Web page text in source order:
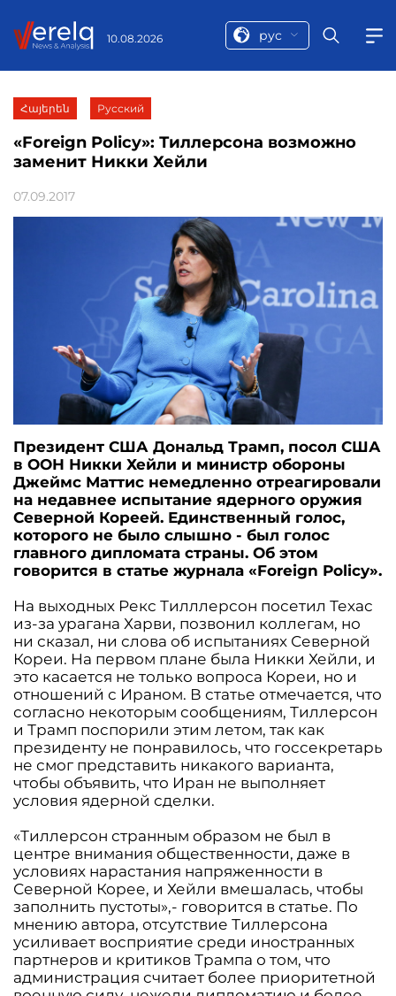
10.08.2026 рус
Հայերեն Русский
«Foreign Policy»: Тиллерсона возможно
заменит Никки Хейли
07.09.2017
Президент США Дональд Трамп, посол США
в ООН Никки Хейли и министр обороны
Джеймс Маттис немедленно отреагировали
на недавнее испытание ядерного оружия
Северной Кореей. Единственный голос,
которого не было слышно - был голос
главного дипломата страны. Об этом
говорится в статье журнала «Foreign Policy».
На выходных Рекс Тилллерсон посетил Техас
из-за урагана Харви, позвонил коллегам, но
ни сказал, ни слова об испытаниях Северной
Кореи. На первом плане была Никки Хейли, и
это касается не только вопроса Кореи, но и
отношений с Ираном. В статье отмечается, что
согласно некоторым сообщениям, Тиллерсон
и Трамп поспорили этим летом, так как
президенту не понравилось, что госсекретарь
не смог представить никакого варианта,
чтобы объявить, что Иран не выполняет
условия ядерной сделки.
«Тиллерсон странным образом не был в
центре внимания общественности, даже в
условиях нарастания напряженности в
Северной Корее, и Хейли вмешалась, чтобы
заполнить пустоты»,- говорится в статье. По
мнению автора, отсутствие Тиллерсона
усиливает восприятие среди иностранных
партнеров и критиков Трампа о том, что
администрация считает более приоритетной